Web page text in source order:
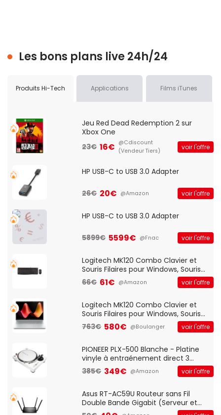
Les bons plans live 24h/24
Produits Hi-Tech Applications Films iTunes
Jeu Red Dead Redemption 2 sur
Xbox One
23€ 16€ @Cdiscount
(Vendeur Tiers)
voir l'offre
HP USB-C to USB 3.0 Adapter
26€ 20€ @Amazon voir l'offre
HP USB-C to USB 3.0 Adapter
5899€ 5599€ @Fnac voir l'offre
Logitech MK120 Combo Clavier et
Souris Filaires pour Windows, Souris
Optique Filaire, Connexion USB Plug
And Play, Confortable, Taille
QWERTY UK - Noir
66€ 61€ @Amazon voir l'offre
Logitech MK120 Combo Clavier et
Souris Filaires pour Windows, Souris
Optique Filaire, Connexion USB Plug
And Play, Confortable, Taille
QWERTY UK - Noir
763€ 580€ @Boulanger voir l'offre
PIONEER PLX-500 Blanche - Platine
vinyle à entraénement direct 3
vitesses (33-45-78 trs/min) avec
pre-ampli intégré et port USB
385€ 349€ @Amazon voir l'offre
Asus RT-AC59U Routeur sans Fil
Double Bande Gigabit (Serveur et
Client VPN, Triple Vlan, Mode Point